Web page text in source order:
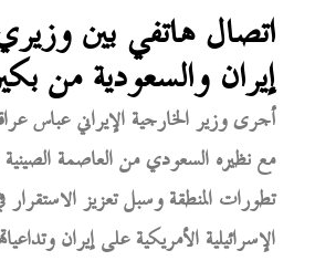
اتصال هاتفي بين
إيران والسعودية من
أجرى وزير الخارجية الإيراني عباس
مع نظيره السعودي من العاصمة
تطورات المنطقة وسبل تعزيز
الإسرائيلية الأمريكية على إيران